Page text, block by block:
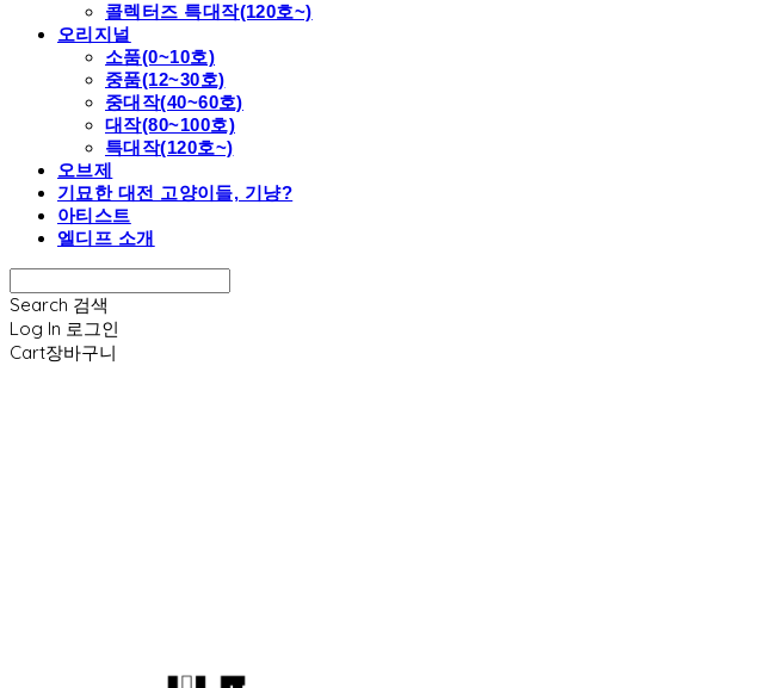
콜렉터즈 특대작(120호~)
오리지널
소품(0~10호)
중품(12~30호)
중대작(40~60호)
대작(80~100호)
특대작(120호~)
오브제
기묘한 대전 고양이들, 기냥?
아티스트
엘디프 소개
Search 검색
Log In 로그인
Cart장바구니